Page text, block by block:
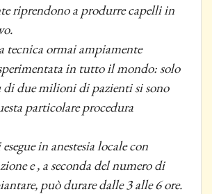
riprendono a produrre capelli in
tecnica ormai ampiamente
in tutto il mondo: solo
due milioni di pazienti si sono
particolare procedura
in anestesia locale con
e , a seconda del numero di
può durare dalle 3 alle 6 ore.